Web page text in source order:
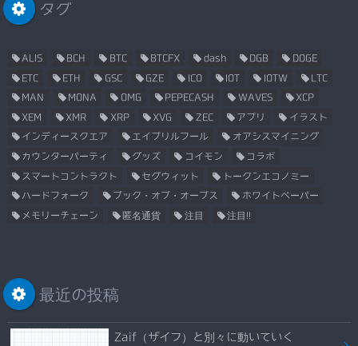
タグ
ALIS BCH BTC BTCFX dash DGB DOGE
ETC ETH GSC GZE ICO IOT IOTW LTC
MAN MONA OMG PEPECASH WAVES XCP
XEM XMR XRP XVG ZEC アプリ イラスト
インディースクエア エイプリルフール オアシスマイニング
カウンターパーティ グッズ コイモン コラボ
スマートコントラクト セグウィット トークンエコノミー
ハードフォーク ブック・オブ・オーブス ホワイトペーパー
メモリーチェーン 匿名通貨 注目 注目!!
最近の投稿
Zaif（ザイフ）と別々に動いていく